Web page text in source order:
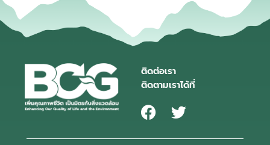
ติดต่อเรา
ติดตามเราได้ที่